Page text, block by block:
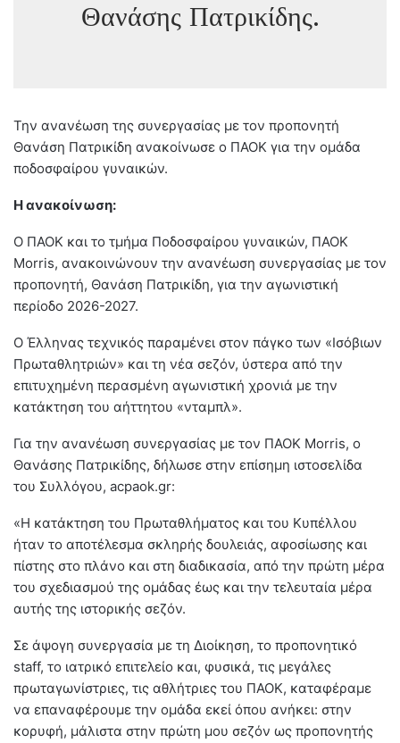
Θανάσης Πατρικίδης.
Την ανανέωση της συνεργασίας με τον προπονητή
Θανάση Πατρικίδη ανακοίνωσε ο ΠΑΟΚ για την ομάδα
ποδοσφαίρου γυναικών.
Η ανακοίνωση:
Ο ΠΑΟΚ και το τμήμα Ποδοσφαίρου γυναικών, ΠΑΟΚ
Morris, ανακοινώνουν την ανανέωση συνεργασίας με τον
προπονητή, Θανάση Πατρικίδη, για την αγωνιστική
περίοδο 2026-2027.
Ο Έλληνας τεχνικός παραμένει στον πάγκο των «Ισόβιων
Πρωταθλητριών» και τη νέα σεζόν, ύστερα από την
επιτυχημένη περασμένη αγωνιστική χρονιά με την
κατάκτηση του αήττητου «νταμπλ».
Για την ανανέωση συνεργασίας με τον ΠΑΟΚ Morris, ο
Θανάσης Πατρικίδης, δήλωσε στην επίσημη ιστοσελίδα
του Συλλόγου, acpaok.gr:
«Η κατάκτηση του Πρωταθλήματος και του Κυπέλλου
ήταν το αποτέλεσμα σκληρής δουλειάς, αφοσίωσης και
πίστης στο πλάνο και στη διαδικασία, από την πρώτη μέρα
του σχεδιασμού της ομάδας έως και την τελευταία μέρα
αυτής της ιστορικής σεζόν.
Σε άψογη συνεργασία με τη Διοίκηση, το προπονητικό
staff, το ιατρικό επιτελείο και, φυσικά, τις μεγάλες
πρωταγωνίστριες, τις αθλήτριες του ΠΑΟΚ, καταφέραμε
να επαναφέρουμε την ομάδα εκεί όπου ανήκει: στην
κορυφή, μάλιστα στην πρώτη μου σεζόν ως προπονητής